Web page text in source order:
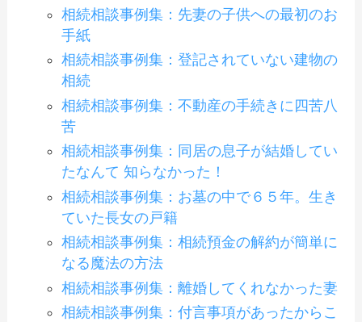
相続相談事例集：先妻の子供への最初のお
手紙
相続相談事例集：登記されていない建物の
相続
相続相談事例集：不動産の手続きに四苦八
苦
相続相談事例集：同居の息子が結婚してい
たなんて 知らなかった！
相続相談事例集：お墓の中で６５年。生き
ていた長女の戸籍
相続相談事例集：相続預金の解約が簡単に
なる魔法の方法
相続相談事例集：離婚してくれなかった妻
相続相談事例集：付言事項があったからこ